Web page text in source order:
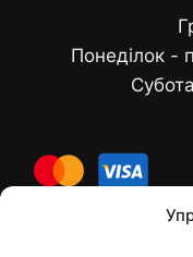
Понеділок -